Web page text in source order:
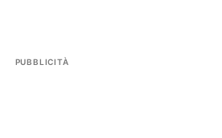
PUBBLICITÀ